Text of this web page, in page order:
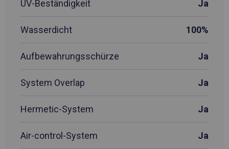
UV-Beständigkeit Ja
Wasserdicht 100%
Aufbewahrungsschürze Ja
System Overlap Ja
Hermetic-System Ja
Air-control-System Ja